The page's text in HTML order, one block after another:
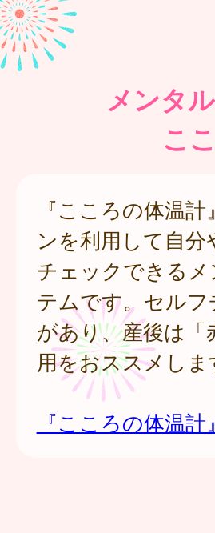
メンタ
こ
『こころの体温
ンを利用して自
チェックできる
テムです。セル
があり、産後は
用をおススメしま
『こころの体温